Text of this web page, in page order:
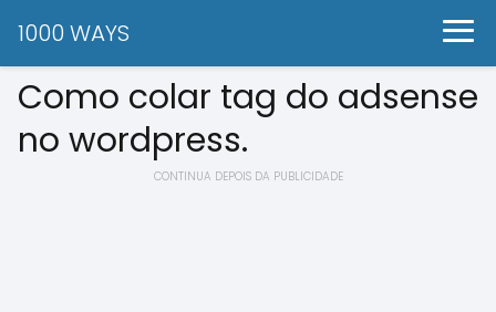
1000 WAYS
Como colar tag do adsense
no wordpress.
CONTINUA DEPOIS DA PUBLICIDADE